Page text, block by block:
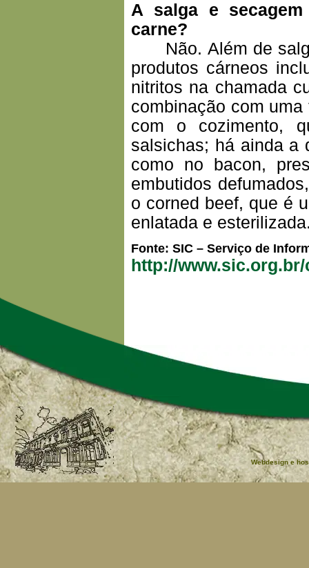
A salga e
carne?
Não. Além de
produtos cárneos
nitritos na chamada
combinação com
com o cozimento,
salsichas; há ainda a
como no bacon,
embutidos
o corned beef, que é
enlatada e
Fonte: SIC – Serviço de
http://
Webdesign e